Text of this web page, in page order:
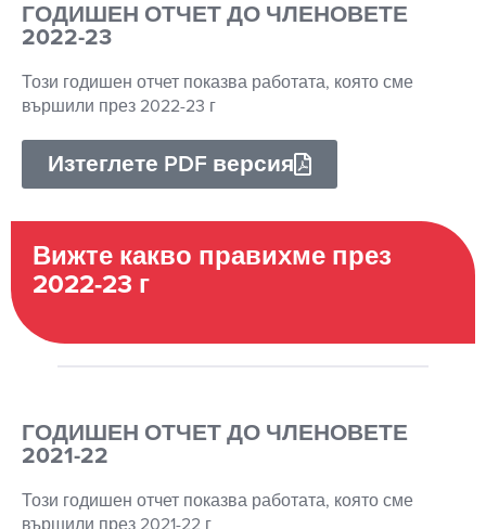
ГОДИШЕН ОТЧЕТ ДО ЧЛЕНОВЕТЕ
2022-23
Този годишен отчет показва работата, която сме
вършили през 2022-23 г
Изтеглете PDF версия
Вижте какво правихме през
2022-23 г
ГОДИШЕН ОТЧЕТ ДО ЧЛЕНОВЕТЕ
2021-22
Този годишен отчет показва работата, която сме
вършили през 2021-22 г